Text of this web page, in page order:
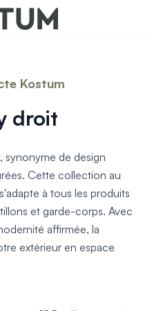
contemporains
traditionnels
avec décors
économiques
spéciales
nos portillons
contemporains
traditionnels
architectes
décoratifs
Portillon
droit
Kostum
de design
Cette collection au
à tous les produits
et garde-corps. Avec
affirmée, la
extérieur en espace